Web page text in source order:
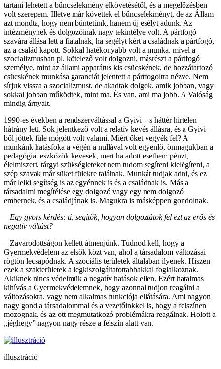
tartani lehetett a bűncselekmény elkövetésétől, és a megelőzésben
volt szerepem. Illetve már követtek el bűncselekményt, de az Állam
azt mondta, hogy nem büntetünk, hanem új esélyt adunk. Az
intézménynek és dolgozóinak nagy tekintélye volt. A pártfogó
szavára állása lett a fiatalnak, ha segélyt kért a családnak a pártfogó,
az a család kapott. Sokkal hatékonyabb volt a munka, mivel a
szocializmusban pl. kötelező volt dolgozni, másrészt a pártfogó
személye, mint az állami apparátus kis csücskének, de hozzátartozó
csücskének munkása garanciát jelentett a pártfogoltra nézve. Nem
sírjuk vissza a szocializmust, de akadtak dolgok, amik jobban, vagy
sokkal jobban működtek, mint ma. És van, ami ma jobb. A Valóság
mindig árnyalt.
1990-es években a rendszerváltással a Gyivi – s háttér hirtelen
hátrány lett. Sok jelentkező volt a relatív kevés állásra, és a Gyivi –
ből jöttek füle mögött volt valami. Miért őket vegyék fel? A
munkánk hatásfoka a végén a nullával volt egyenlő, önmagukban a
pedagógiai eszközök kevesek, mert ha adott esetben: pénzt,
élelmiszert, tárgyi szükségleteket nem tudom segíteni kielégíteni, a
szép szavak már süket fülekre találnak. Munkát tudjak adni, és ez
már lelki segítség is az egyénnek is és a családnak is. Más a
társadalmi megítélése egy dolgozó vagy egy nem dolgozó
embernek, és a családjának is. Magukra is másképpen gondolnak.
– Egy gyors kérdés: ti, segítők, hogyan dolgoztátok fel ezt az erős és
negatív váltást?
– Zavarodottságon kellett átmenjünk. Tudnod kell, hogy a
Gyermekvédelem az elsők közt van, ahol a társadalom változásai
rögtön lecsapódnak. A szociális területek általában ilyenek. Hiszen
ezek a szakterületek a legkiszolgáltatottabbakkal foglalkoznak.
Akiknek nincs védelmük a negatív hatások ellen. Ezért hatalmas
kihívás a Gyermekvédelemnek, hogy azonnal tudjon reagálni a
változásokra, vagy nem alkalmas funkciója ellátására. Ami nagyon
nagy gond a társadalommal és a vezetőinkkel is, hogy a felszínen
mozognak, és az ott megmutatkozó problémákra reagálnak. Holott a
„jéghegy” nagyon nagy része a felszín alatt van.
illusztráció